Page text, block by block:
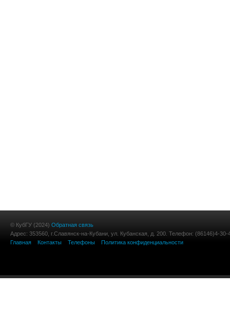
© КубГУ (2024) Обратная связь
Адрес: 353560, г.Славянск-на-Кубани, ул. Кубанская, д. 200. Телефон: (86146)4-30-
Главная
Контакты Телефоны Политика конфиденциальности